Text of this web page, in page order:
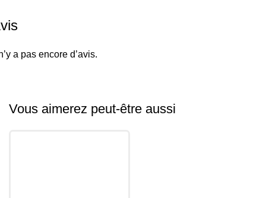
a pas encore d’avis.
Vous aimerez peut-être aussi